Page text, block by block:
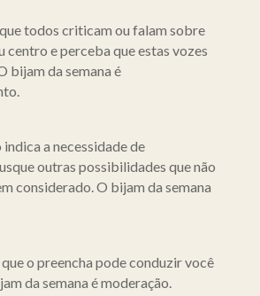
todos criticam ou falam sobre
centro e perceba que estas vozes
bijam da semana é
a necessidade de
outras possibilidades que não
considerado. O bijam da semana
o preencha pode conduzir você
da semana é moderação.